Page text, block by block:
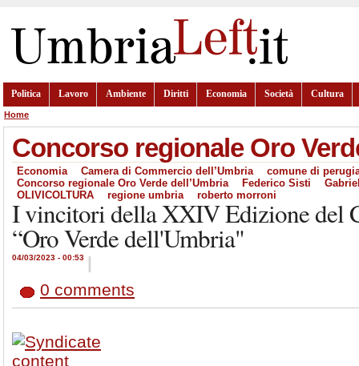
Politica Lavoro Ambiente Diritti Economia Società Cultura
Home
Concorso regionale Oro
Economia Camera di Commercio dell’Umbria
comune di
Concorso regionale Oro Verde dell’Umbria
Federico Sisti
OLIVICOLTURA
regione umbria roberto morroni
I vincitori della XXIV Edizione del
“Oro Verde dell'Umbria"
04/03/2023 - 00:53 |
0 comments